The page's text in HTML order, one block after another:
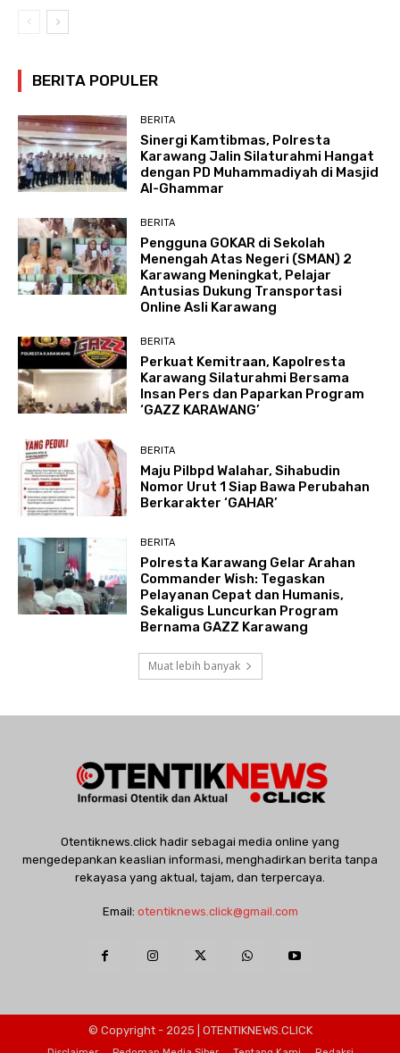
BERITA POPULER
BERITA
Sinergi Kamtibmas, Polresta
Karawang Jalin Silaturahmi Hangat
dengan PD Muhammadiyah di Masjid
Al-Ghammar
BERITA
Pengguna GOKAR di Sekolah
Menengah Atas Negeri (SMAN) 2
Karawang Meningkat, Pelajar
Antusias Dukung Transportasi
Online Asli Karawang
BERITA
Perkuat Kemitraan, Kapolresta
Karawang Silaturahmi Bersama
Insan Pers dan Paparkan Program
‘GAZZ KARAWANG’
BERITA
Maju Pilbpd Walahar, Sihabudin
Nomor Urut 1 Siap Bawa Perubahan
Berkarakter ‘GAHAR’
BERITA
Polresta Karawang Gelar Arahan
Commander Wish: Tegaskan
Pelayanan Cepat dan Humanis,
Sekaligus Luncurkan Program
Bernama GAZZ Karawang
Muat lebih banyak
Otentiknews.click hadir sebagai media online yang
mengedepankan keaslian informasi, menghadirkan berita tanpa
rekayasa yang aktual, tajam, dan terpercaya.
Email: otentiknews.click@gmail.com
© Copyright - 2025 | OTENTIKNEWS.CLICK